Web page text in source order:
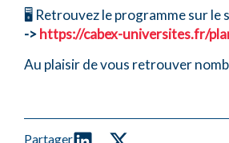
Comment notre réseau
accompagne-t’il les
d’experts-comptables
indépendants ?
🖥 Retrouvez le programme sur le
->https://cabex-universites.fr/
Au plaisir de vous retrouver
Partager